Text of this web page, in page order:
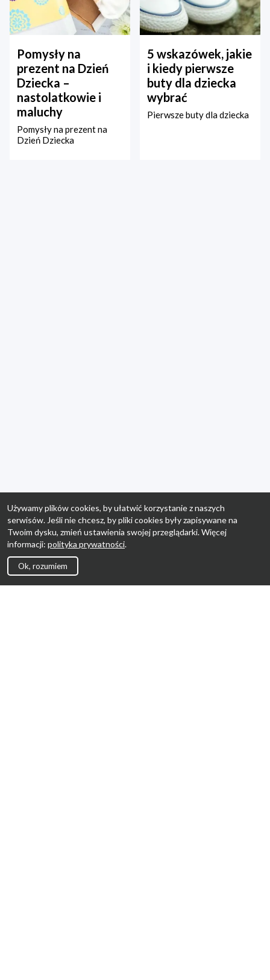
Pomysły na
prezent na Dzień
Dziecka –
nastolatkowie i
maluchy
Pomysły na prezent na
Dzień Dziecka
5 wskazówek, jakie
i kiedy pierwsze
buty dla dziecka
wybrać
Pierwsze buty dla dziecka
Używamy plików cookies, by ułatwić korzystanie z naszych
serwisów. Jeśli nie chcesz, by pliki cookies były zapisywane na
Twoim dysku, zmień ustawienia swojej przeglądarki. Więcej
informacji: polityka prywatności.
Ok, rozumiem